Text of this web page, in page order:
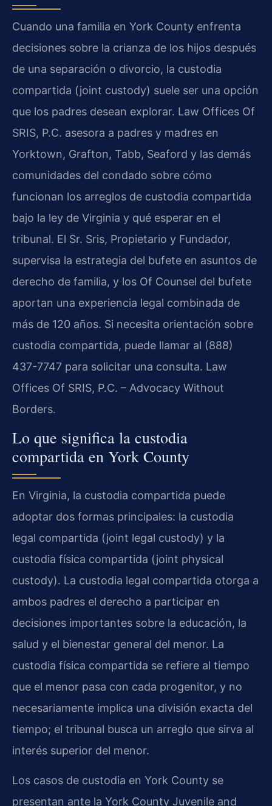
Cuando una familia en York County enfrenta
decisiones sobre la crianza de los hijos después
de una separación o divorcio, la custodia
compartida (joint custody) suele ser una opción
que los padres desean explorar. Law Offices Of
SRIS, P.C. asesora a padres y madres en
Yorktown, Grafton, Tabb, Seaford y las demás
comunidades del condado sobre cómo
funcionan los arreglos de custodia compartida
bajo la ley de Virginia y qué esperar en el
tribunal. El Sr. Sris, Propietario y Fundador,
supervisa la estrategia del bufete en asuntos de
derecho de familia, y los Of Counsel del bufete
aportan una experiencia legal combinada de
más de 120 años. Si necesita orientación sobre
custodia compartida, puede llamar al (888)
437-7747 para solicitar una consulta. Law
Offices Of SRIS, P.C. – Advocacy Without
Borders.
Lo que significa la custodia
compartida en York County
En Virginia, la custodia compartida puede
adoptar dos formas principales: la custodia
legal compartida (joint legal custody) y la
custodia física compartida (joint physical
custody). La custodia legal compartida otorga a
ambos padres el derecho a participar en
decisiones importantes sobre la educación, la
salud y el bienestar general del menor. La
custodia física compartida se refiere al tiempo
que el menor pasa con cada progenitor, y no
necesariamente implica una división exacta del
tiempo; el tribunal busca un arreglo que sirva al
interés superior del menor.
Los casos de custodia en York County se
presentan ante la York County Juvenile and